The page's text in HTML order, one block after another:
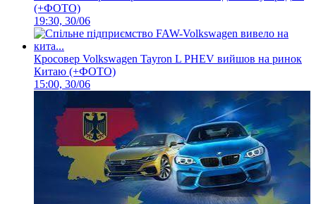
(+ФОТО)
19:30, 30/06
Кросовер Volkswagen Tayron L PHEV вийшов на ринок
Китаю (+ФОТО)
15:00, 30/06